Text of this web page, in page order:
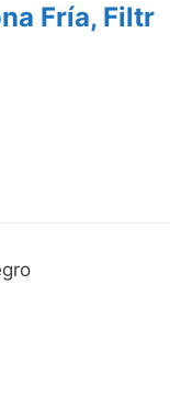
Fría, Filtr